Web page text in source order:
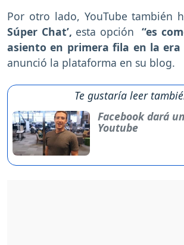
Por otro lado, YouTube también
Súper Chat’, esta opción“es
asiento en primera fila en la
anunció la plataforma en su blog.
Te gustaría leer
Facebook dará
Youtube